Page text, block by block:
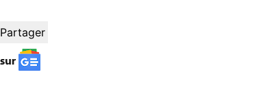
Partager